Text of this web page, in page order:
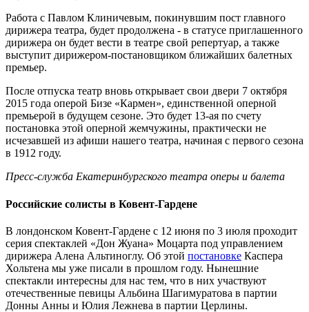
Работа с Павлом Клиничевым, покинувшим пост главного
дирижера театра, будет продолжена - в статусе приглашенного
дирижера он будет вести в театре свой репертуар, а также
выступит дирижером-постановщиком ближайших балетных
премьер.
После отпуска театр вновь открывает свои двери 7 октября
2015 года оперой Бизе «Кармен», единственной оперной
премьерой в будущем сезоне. Это будет 13-ая по счету
постановка этой оперной жемчужины, практически не
исчезавшей из афиши нашего театра, начиная с первого сезона
в 1912 году.
Пресс-служба Екатеринбургского театра оперы и балета
Российские солисты в Ковент-Гардене
В лондонском Ковент-Гардене с 12 июня по 3 июля проходит
серия спектаклей «Дон Жуана» Моцарта под управлением
дирижера Алена Альтиноглу. Об этой постановке Каспера
Хольтена мы уже писали в прошлом году. Нынешние
спектакли интересны для нас тем, что в них участвуют
отечественные певицы Альбина Шагимуратова в партии
Донны Анны и Юлия Лежнева в партии Церлины.